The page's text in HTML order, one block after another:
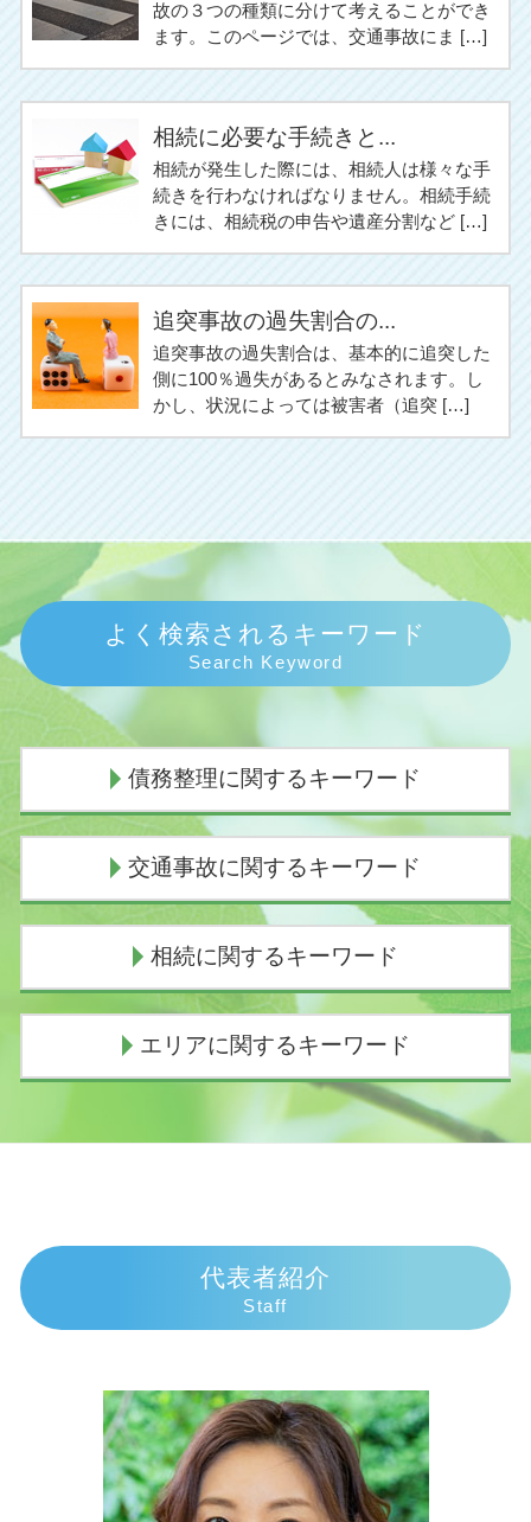
故の３つの種類に分けて考えることができ
ます。このページでは、交通事故にま […]
相続に必要な手続きと...
相続が発生した際には、相続人は様々な手
続きを行わなければなりません。相続手続
きには、相続税の申告や遺産分割など […]
追突事故の過失割合の...
追突事故の過失割合は、基本的に追突した
側に100％過失があるとみなされます。し
かし、状況によっては被害者（追突 […]
よく検索されるキーワード
Search Keyword
債務整理に関するキーワード
闇金被害 相談
任意整理中 借入
任意整理 デメリット
個人再生 申立後 通帳
任意整理とは
任意整理 弁護士 選び方
債務整理とは 個人
個人再生 手続き
個人再生 失敗 弁護士費用
交通事故に関するキーワード
交通事故 過失割合9対1
逸失利益 計算
損害賠償の範囲
慰謝料相場 事故
過失割合 10対0
交通事故 慰謝料むちうち
人身事故 損害賠償
追突事故 過失割合
損害賠償請求 時効
示談交渉権
示談交渉 意味
相続に関するキーワード
法定相続人
相続放棄 手続き 自分で
遺留分侵害額請求権 時効
遺産相続 期限 土地
祖母 遺産相続 孫
相続順位 独身
遺産相続 分配
代襲相続人 遺留分
エリアに関するキーワード
交通事故 弁護士 伊豆市
相続 弁護士 伊東市
相続 弁護士 伊豆市
交通事故 弁護士 沼津市
相続 弁護士 富士市
交通事故 弁護士 伊東市
債務整理 弁護士 三島市
代表者紹介
Staff